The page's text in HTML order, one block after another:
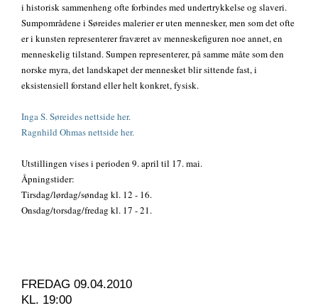
i historisk sammenheng ofte forbindes med undertrykkelse og slaveri.
Sumpområdene i Søreides malerier er uten mennesker, men som det ofte
er i kunsten representerer fraværet av menneskefiguren noe annet, en
menneskelig tilstand. Sumpen representerer, på samme måte som den
norske myra, det landskapet der mennesket blir sittende fast, i
eksistensiell forstand eller helt konkret, fysisk.
Inga S. Søreides nettside her.
Ragnhild Ohmas nettside her.
Utstillingen vises i perioden 9. april til 17. mai.
Åpningstider:
Tirsdag/lørdag/søndag kl. 12 - 16.
Onsdag/torsdag/fredag kl. 17 - 21.
FREDAG 09.04.2010
KL. 19:00